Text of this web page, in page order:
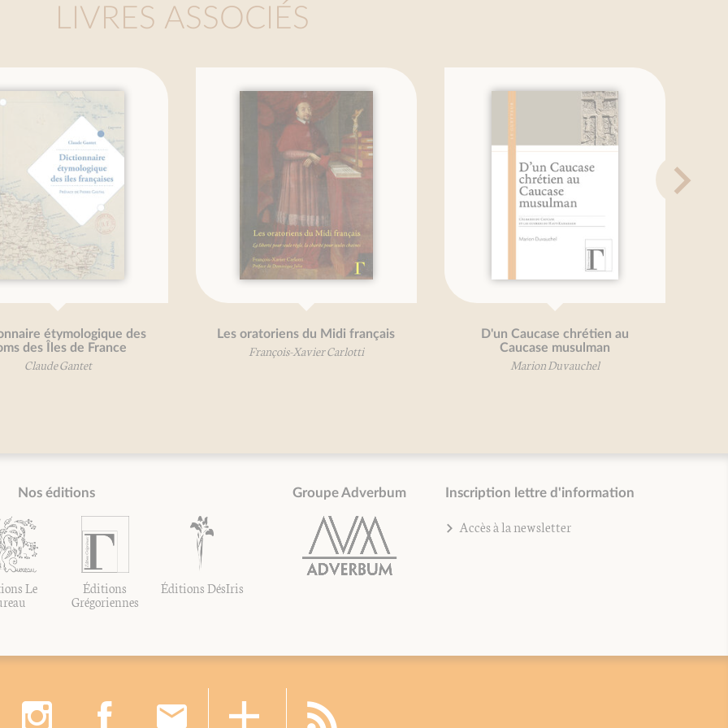
LIVRES ASSOCIÉS
Les oratoriens du Midi français
François-Xavier Carlotti
D'un Caucase chrétien au
Caucase musulman
Nos racines celtiques
Nos éditions
Le Éditions
Grégoriennes
Éditions DésIris
Groupe Adverbum Inscription lettre d'information
Accès à la newsletter